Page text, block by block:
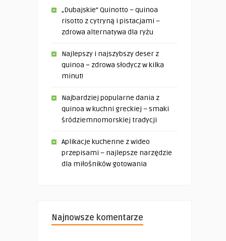
„Dubajskie” Quinotto – quinoa
risotto z cytryną i pistacjami –
zdrowa alternatywa dla ryżu
Najlepszy i najszybszy deser z
quinoa – zdrowa słodycz w kilka
minut!
Najbardziej popularne dania z
quinoa w kuchni greckiej – smaki
śródziemnomorskiej tradycji
Aplikacje kuchenne z wideo
przepisami – najlepsze narzędzie
dla miłośników gotowania
Najnowsze komentarze